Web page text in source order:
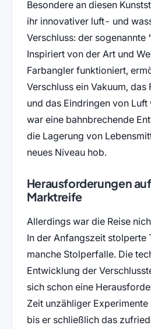
Besondere an diesen
ihr innovativer luft- und
Verschluss: der sogenannte
Inspiriert von der Art und
Farbangler funktioniert,
Verschluss ein Vakuum, das
und das Eindringen von
war eine bahnbrechende
die Lagerung von
neues Niveau hob.
Herausforderungen
Marktreife
Allerdings war die Reise
In der Anfangszeit stolperte
manche Stolperfalle. Die
Entwicklung der
sich schon eine
Zeit unzähliger Experimente
bis er schließlich das